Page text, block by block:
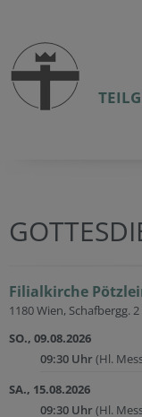
Filialkirche
1180 Wien, Schafbergg. 2
SO., 09.08.2026
09:30 Uhr(Hl.
SA., 15.08.2026
09:30 Uhr(Hl.